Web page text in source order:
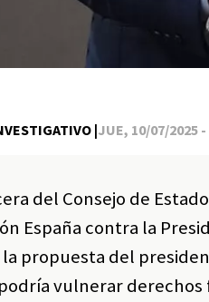
|JUE, 10/07/2025 -
del Consejo de
España contra la
propuesta del
vulnerar